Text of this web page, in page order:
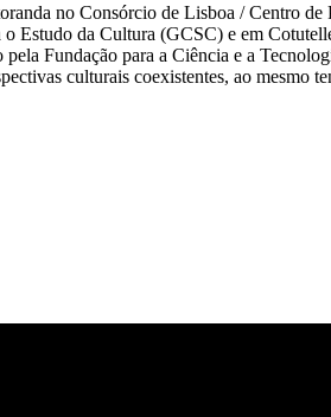
no Consórcio de Lisboa / Centro
Estudo da Cultura (GCSC) e em
Fundação para a Ciência e a
culturais coexistentes, ao mesmo